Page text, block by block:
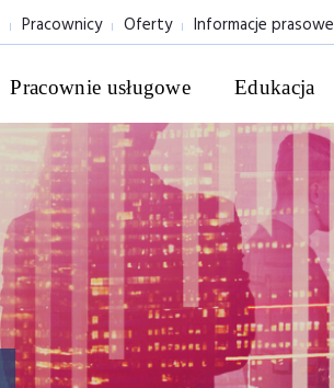
Pracownicy Oferty Informacje prasowe
Pracownie usługowe Edukacja